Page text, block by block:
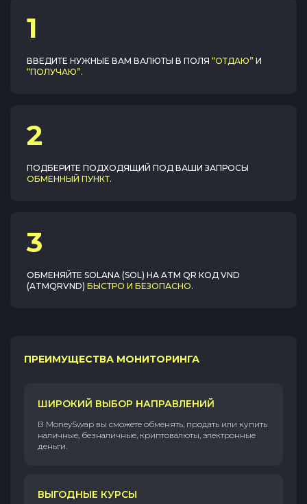
1
ВВЕДИТЕ НУЖНЫЕ ВАМ ВАЛЮТЫ В ПОЛЯ “ОТДАЮ” И
“ПОЛУЧАЮ”.
2
ПОДБЕРИТЕ ПОДХОДЯЩИЙ ПОД ВАШИ ЗАПРОСЫ
ОБМЕННЫЙ ПУНКТ.
3
ОБМЕНЯЙТЕ SOLANA (SOL) НА ATM QR КОД VND
(ATMQRVND) БЫСТРО И БЕЗОПАСНО.
ПРЕИМУЩЕСТВА МОНИТОРИНГА
ШИРОКИЙ ВЫБОР НАПРАВЛЕНИЙ
В MoneySwap вы сможете обменять, продать или купить
наличные, безналичные, криптовалюты, электронные
деньги.
ВЫГОДНЫЕ КУРСЫ